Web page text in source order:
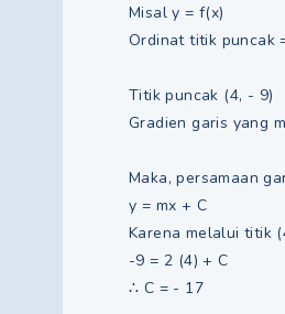
Misal y = f(x)
Ordinat titik puncak
Titik puncak (4, - 9)
Gradien garis yang
Maka, persamaan
y = mx + C
Karena melalui titik
-9 = 2 (4) + C
∴ C = - 17